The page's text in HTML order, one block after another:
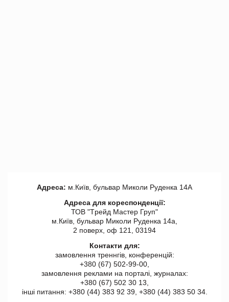
Адреса: м.Київ, бульвар Миколи Руденка 14А
Адреса для кореспонденції:
ТОВ "Tрейд Мастер Груп"
м.Київ, бульвар Миколи Руденка 14а,
2 поверх, оф 121, 03194
Контакти для:
замовлення треннгів, конференцій:
+380 (67) 502-99-00,
замовлення реклами на порталі, журналах:
+380 (67) 502 30 13,
інші питання: +380 (44) 383 92 39, +380 (44) 383 50 34.